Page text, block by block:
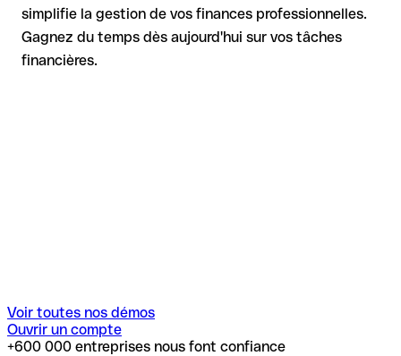
simplifie la gestion de vos finances professionnelles.
Gagnez du temps dès aujourd'hui sur vos tâches
financières.
Voir toutes nos démos
Ouvrir un compte
+600 000 entreprises nous font confiance